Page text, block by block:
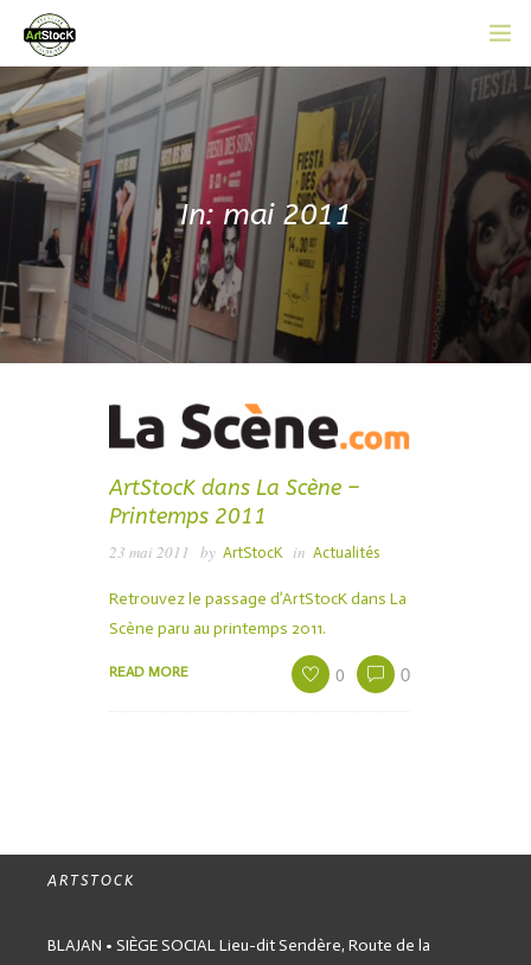
ACCUEIL
L’ASSOCIATION
CATALOGUE EN LIGNE
ACTUALITÉS
CONTACT
ADHÉRER
In: mai 2011
ArtStocK dans La Scène –
Printemps 2011
23 mai 2011 by ArtStocK in Actualités
Retrouvez le passage d’ArtStocK dans La
Scène paru au printemps 2011.
READ MORE 0 0
ARTSTOCK
BLAJAN • SIÈGE SOCIALLieu-dit Sendère, Route de la